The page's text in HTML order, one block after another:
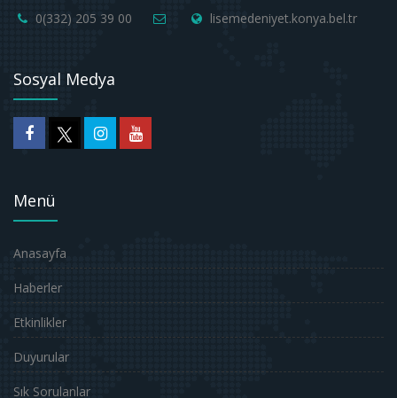
0(332) 205 39 00 lisemedeniyet.konya.bel.tr
Sosyal Medya
Menü
Anasayfa
Haberler
Etkinlikler
Duyurular
Sık Sorulanlar